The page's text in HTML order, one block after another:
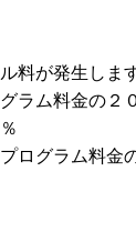
料が発生します
ラム料金の２
ログラム料金